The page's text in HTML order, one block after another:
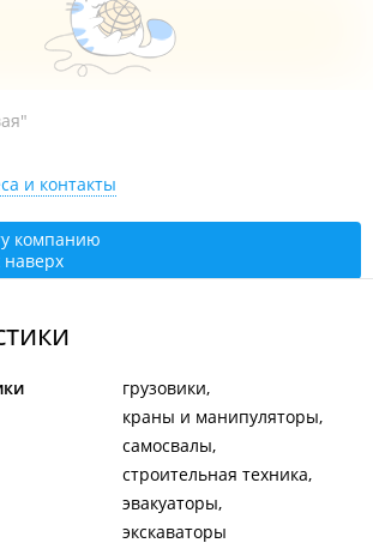
ул. Посадская, 20
отдел кадров
отдел продаж
и контакты
компанию
наверх
грузовики
краны и манипуляторы
самосвалы
строительная техника
эвакуаторы
экскаваторы